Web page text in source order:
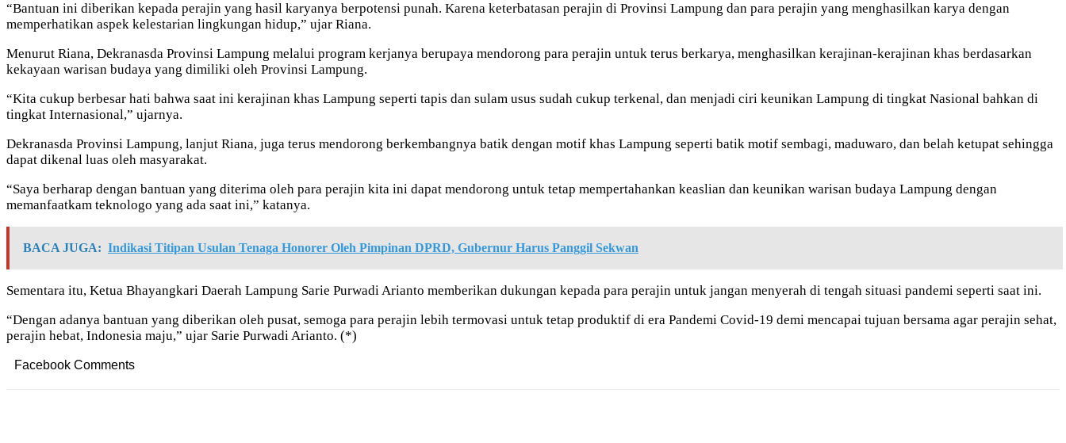
“Bantuan ini diberikan kepada perajin yang hasil karyanya berpotensi punah. Karena keterbatasan perajin di Provinsi Lampung dan para perajin yang menghasilkan karya dengan
memperhatikan aspek kelestarian lingkungan hidup,” ujar Riana.
Menurut Riana, Dekranasda Provinsi Lampung melalui program kerjanya berupaya mendorong para perajin untuk terus berkarya, menghasilkan kerajinan-kerajinan khas berdasarkan
kekayaan warisan budaya yang dimiliki oleh Provinsi Lampung.
“Kita cukup berbesar hati bahwa saat ini kerajinan khas Lampung seperti tapis dan sulam usus sudah cukup terkenal, dan menjadi ciri keunikan Lampung di tingkat Nasional bahkan di
tingkat Internasional,” ujarnya.
Dekranasda Provinsi Lampung, lanjut Riana, juga terus mendorong berkembangnya batik dengan motif khas Lampung seperti batik motif sembagi, maduwaro, dan belah ketupat sehingga
dapat dikenal luas oleh masyarakat.
“Saya berharap dengan bantuan yang diterima oleh para perajin kita ini dapat mendorong untuk tetap mempertahankan keaslian dan keunikan warisan budaya Lampung dengan
memanfaatkam teknologo yang ada saat ini,” katanya.
BACA JUGA: Indikasi Titipan Usulan Tenaga Honorer Oleh Pimpinan DPRD, Gubernur Harus Panggil Sekwan
Sementara itu, Ketua Bhayangkari Daerah Lampung Sarie Purwadi Arianto memberikan dukungan kepada para perajin untuk jangan menyerah di tengah situasi pandemi seperti saat ini.
“Dengan adanya bantuan yang diberikan oleh pusat, semoga para perajin lebih termovasi untuk tetap produktif di era Pandemi Covid-19 demi mencapai tujuan bersama agar perajin sehat,
perajin hebat, Indonesia maju,” ujar Sarie Purwadi Arianto. (*)
Facebook Comments